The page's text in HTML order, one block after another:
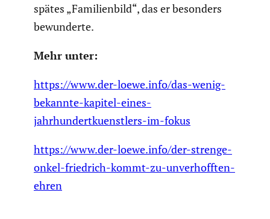
spätes „Famili­en­bild“, das er besonders
bewun­derte.
Mehr unter:
https://www.der-loewe.info/das-wenig-
bekannte-kapitel-eines-
jahrhundertkuenstlers-im-fokus
https://www.der-loewe.info/der-strenge-
onkel-friedrich-kommt-zu-unverhofften-
ehren